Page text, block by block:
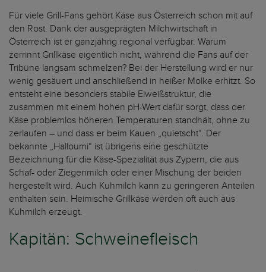
Für viele Grill-Fans gehört Käse aus Österreich schon mit auf
den Rost. Dank der ausgeprägten Milchwirtschaft in
Österreich ist er ganzjährig regional verfügbar. Warum
zerrinnt Grillkäse eigentlich nicht, während die Fans auf der
Tribüne langsam schmelzen? Bei der Herstellung wird er nur
wenig gesäuert und anschließend in heißer Molke erhitzt. So
entsteht eine besonders stabile Eiweißstruktur, die
zusammen mit einem hohen pH-Wert dafür sorgt, dass der
Käse problemlos höheren Temperaturen standhält, ohne zu
zerlaufen – und dass er beim Kauen „quietscht“. Der
bekannte „Halloumi“ ist übrigens eine geschützte
Bezeichnung für die Käse-Spezialität aus Zypern, die aus
Schaf- oder Ziegenmilch oder einer Mischung der beiden
hergestellt wird. Auch Kuhmilch kann zu geringeren Anteilen
enthalten sein. Heimische Grillkäse werden oft auch aus
Kuhmilch erzeugt.
Kapitän: Schweinefleisch